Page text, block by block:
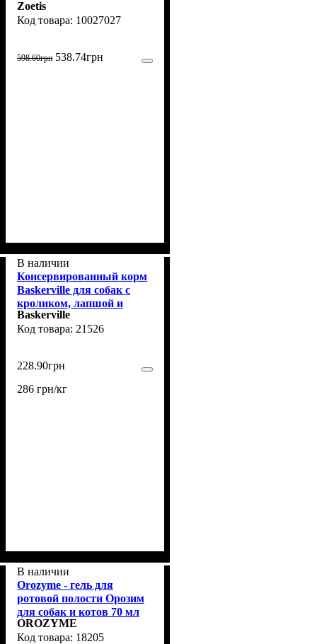
клещей, 10,1 - 20 кг, 1
таблетка
Zoetis
10027027
598.60грн 538.74грн
В наличии
Консервированный корм
Baskerville для собак с
кроликом, лапшой и
морковью, 800 г
Baskerville
21526
228.90грн
286 грн/кг
В наличии
Orozyme - гель для
ротовой полости Орозим
для собак и котов 70 мл
(18205)
OROZYME
18205